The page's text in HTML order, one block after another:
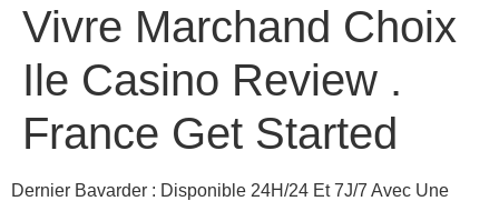
Vivre Marchand Choix
Ile Casino Review .
France Get Started
Dernier Bavarder : Disponible 24H/24 Et 7J/7 Avec Une